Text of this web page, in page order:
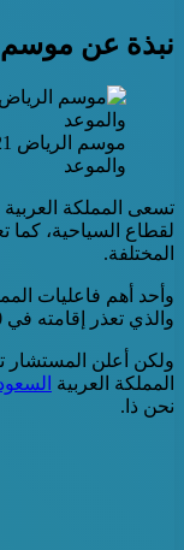
نبذة عن موسم
والموعد
تسعى المملكة العربية
لقطاع السياحية، كما
المختلفة.
والذي تعذر إقامته في 2020 بسبب تفشي فيروس كورونا.
ولكن أعلن المستشار
المملكة العربية
نحن ذا.